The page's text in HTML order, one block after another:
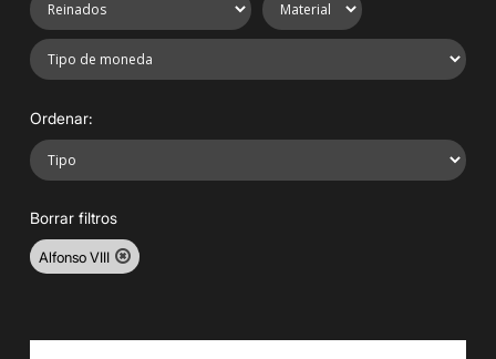
Ordenar:
Borrar filtros
Alfonso VIII